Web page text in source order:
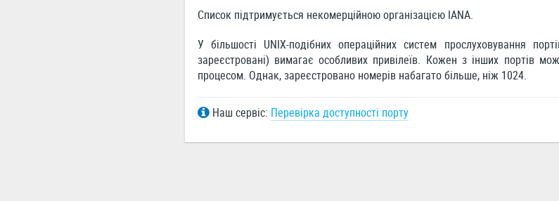
Список підтримується некомерційною організацією IANA.
У більшості UNIX-подібних операційних систем прослуховування
зареєстровані) вимагає особливих привілеїв. Кожен з інших портів
процесом. Однак, зареєстровано номерів набагато більше, ніж 1024.
Наш сервіс: Перевірка доступності порту